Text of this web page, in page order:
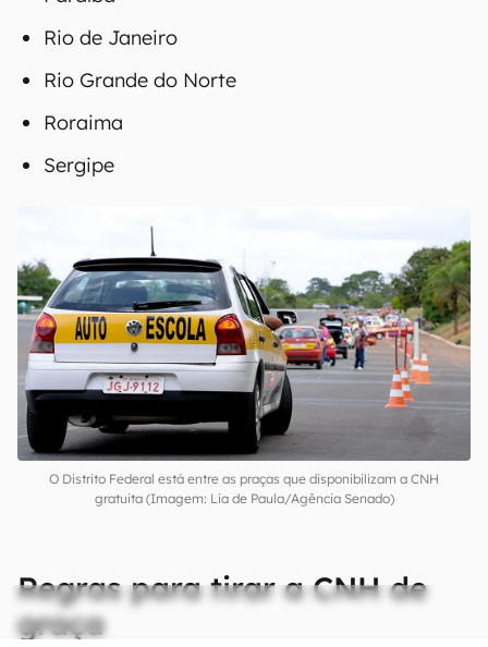
Rio de Janeiro
Rio Grande do Norte
Roraima
Sergipe
O Distrito Federal está entre as praças que disponibilizam a CNH
gratuita (Imagem: Lia de Paula/Agência Senado)
Regras para tirar a CNH de
graça